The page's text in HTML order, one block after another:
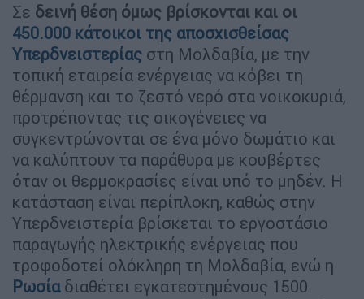
Σε δεινή θέση όμως βρίσκονται και οι
450.000 κάτοικοι της αποσχισθείσας
Υπερδνειστερίας στη Μολδαβία, με την
τοπική εταιρεία ενέργειας να κόβει τη
θέρμανση και το ζεστό νερό στα νοικοκυριά,
προτρέποντας τις οικογένειες να
συγκεντρώνονται σε ένα μόνο δωμάτιο και
να καλύπτουν τα παράθυρα με κουβέρτες
όταν οι θερμοκρασίες είναι υπό το μηδέν. Η
κατάσταση είναι περίπλοκη, καθώς στην
Υπερδνειστερία βρίσκεται το εργοστάσιο
παραγωγής ηλεκτρικής ενέργειας που
τροφοδοτεί ολόκληρη τη Μολδαβία, ενώ η
Ρωσίαδιαθέτει εγκατεστημένους 1500